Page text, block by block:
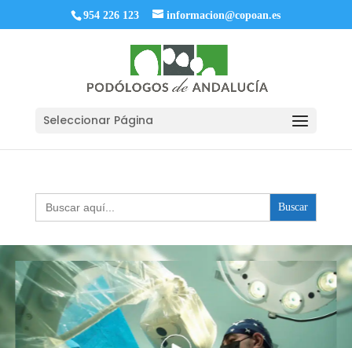
954 226 123 informacion@copoan.es
Seleccionar Página
Buscar: